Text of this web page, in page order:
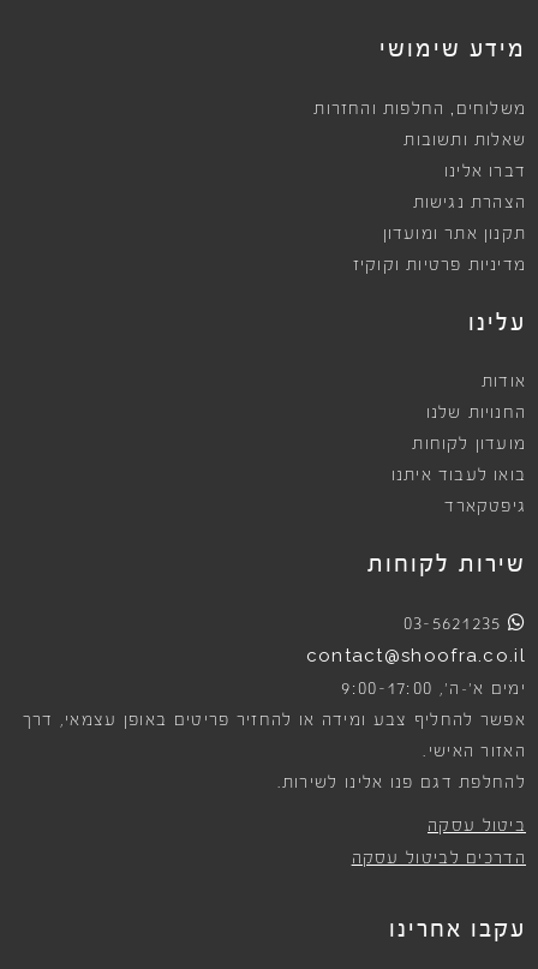
מידע שימושי
משלוחים , החלפות והחזרות
שאלות ותשובות
דברו אלינו
הצהרת נגישות
תקנון אתר ומועדון
מדיניות פרטיות וקוקיז
עלינו
אודות
החנויות שלנו
מועדון לקוחות
בואו לעבוד איתנו
גיפטקארד
שירות לקוחות
03-5621235
contact@shoofra.co.il
ימים א׳-ה׳, 9:00-17:00
אפשר להחליף צבע ומידה או להחזיר פריטים באופן עצמאי, דרך
האזור האישי.
להחלפת דגם פנו אלינו לשירות.
ביטול עסקה
הדרכים לביטול עסקה
עקבו אחרינו